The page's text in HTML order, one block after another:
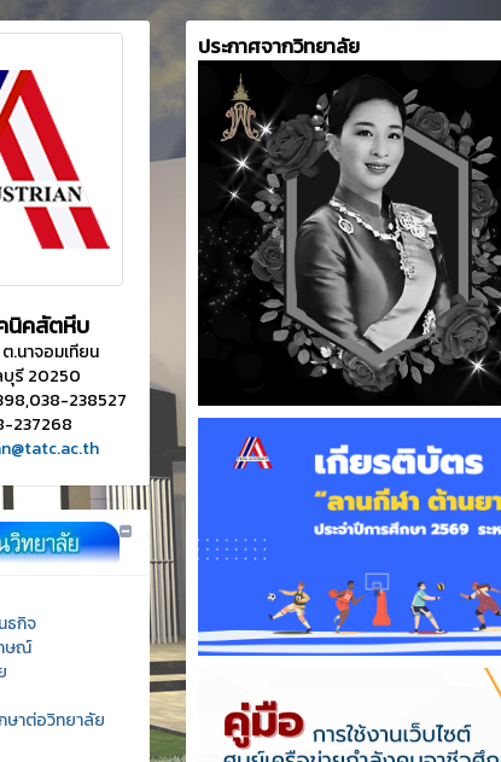
นิคสัตหีบ
ต.นาจอมเทียน
รี 20250
238527
237268
ธกิจ
ษณ์
าต่อวิทยาลัย
ประกาศจากวิทยาลัย